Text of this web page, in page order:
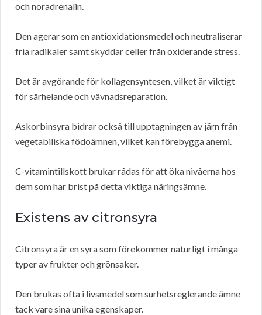
och noradrenalin.
Den agerar som en antioxidationsmedel och neutraliserar
fria radikaler samt skyddar celler från oxiderande stress.
Det är avgörande för kollagensyntesen, vilket är viktigt
för sårhelande och vävnadsreparation.
Askorbinsyra bidrar också till upptagningen av järn från
vegetabiliska födoämnen, vilket kan förebygga anemi.
C-vitamintillskott brukar rådas för att öka nivåerna hos
dem som har brist på detta viktiga näringsämne.
Existens av citronsyra
Citronsyra är en syra som förekommer naturligt i många
typer av frukter och grönsaker.
Den brukas ofta i livsmedel som surhetsreglerande ämne
tack vare sina unika egenskaper.